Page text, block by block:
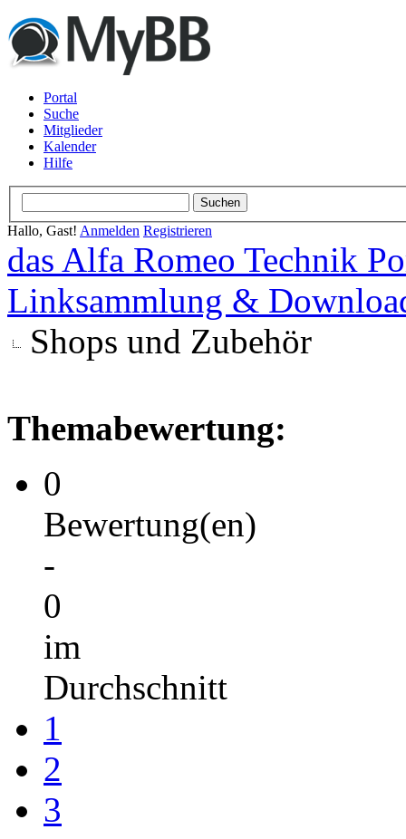
Portal
Suche
Mitglieder
Kalender
Hilfe
Hallo, Gast! Anmelden Registrieren
das Alfa Romeo Technik
Linksammlung &
Shops und Zubehör
Themabewertung:
0
Bewertung(en)
-
0
im
Durchschnitt
1
2
3